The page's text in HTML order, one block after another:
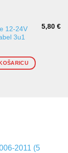
12-24V
3u1
5,80€
2011 (5